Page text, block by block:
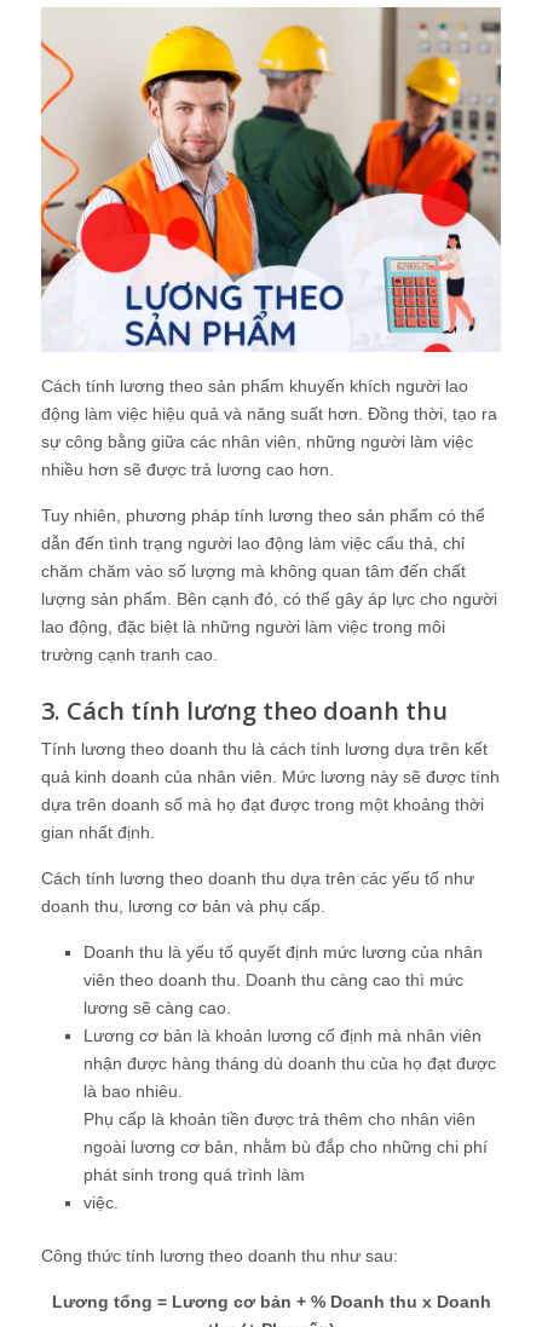
Cách tính lương theo sản phẩm khuyến khích người lao
động làm việc hiệu quả và năng suất hơn. Đồng thời, tạo ra
sự công bằng giữa các nhân viên, những người làm việc
nhiều hơn sẽ được trả lương cao hơn.
Tuy nhiên, phương pháp tính lương theo sản phẩm có thể
dẫn đến tình trạng người lao động làm việc cẩu thả, chỉ
chăm chăm vào số lượng mà không quan tâm đến chất
lượng sản phẩm. Bên cạnh đó, có thể gây áp lực cho người
lao động, đặc biệt là những người làm việc trong môi
trường cạnh tranh cao.
3. Cách tính lương theo doanh thu
Tính lương theo doanh thu là cách tính lương dựa trên kết
quả kinh doanh của nhân viên. Mức lương này sẽ được tính
dựa trên doanh số mà họ đạt được trong một khoảng thời
gian nhất định.
Cách tính lương theo doanh thu dựa trên các yếu tố như
doanh thu, lương cơ bản và phụ cấp.
Doanh thu là yếu tố quyết định mức lương của nhân
viên theo doanh thu. Doanh thu càng cao thì mức
lương sẽ càng cao.
Lương cơ bản là khoản lương cố định mà nhân viên
nhận được hàng tháng dù doanh thu của họ đạt được
là bao nhiêu.
Phụ cấp là khoản tiền được trả thêm cho nhân viên
ngoài lương cơ bản, nhằm bù đắp cho những chi phí
phát sinh trong quá trình làm
việc.
Công thức tính lương theo doanh thu như sau:
Lương tổng = Lương cơ bản + % Doanh thu x Doanh